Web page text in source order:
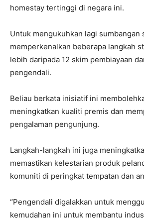
homestay tertinggi di negara ini.
Untuk mengukuhkan lagi sumbangan
memperkenalkan beberapa langkah
lebih daripada 12 skim pembiayaan
pengendali.
Beliau berkata inisiatif ini
meningkatkan kualiti premis dan
pengalaman pengunjung.
Langkah-langkah ini juga
memastikan kelestarian produk
komuniti di peringkat tempatan dan
“Pengendali digalakkan untuk
kemudahan ini untuk membantu